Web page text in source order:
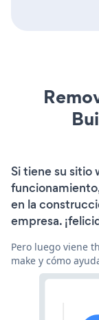
Si tiene su sitio
en la
empresa.
Pero luego viene
make y cómo